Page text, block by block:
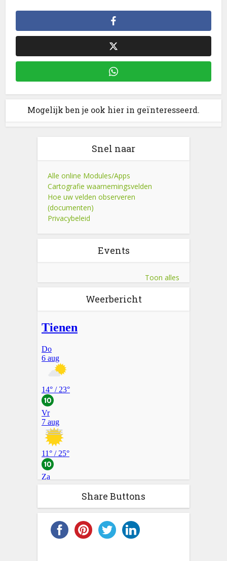
Mogelijk ben je ook hier in geïnteresseerd.
Snel naar
Alle online Modules/Apps
Cartografie waarnemingsvelden
Hoe uw velden observeren
(documenten)
Privacybeleid
Events
Toon alles
Weerbericht
Share Buttons